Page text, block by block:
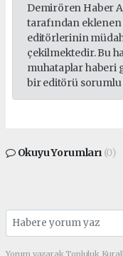
Demirören Haber
tarafından
editörlerinin
çekilmektedir. Bu
muhataplar haberi
bir editörü sorumlu
Okuyu Yorumları (0)
Yorum yazarak Topluluk